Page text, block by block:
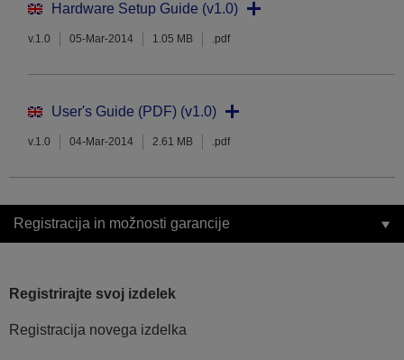
Hardware Setup Guide (v1.0)
v.1.0 05-Mar-2014 1.05 MB .pdf
User's Guide (PDF) (v1.0)
v.1.0 04-Mar-2014 2.61 MB .pdf
Registracija in možnosti garancije
Registrirajte svoj izdelek
Registracija novega izdelka